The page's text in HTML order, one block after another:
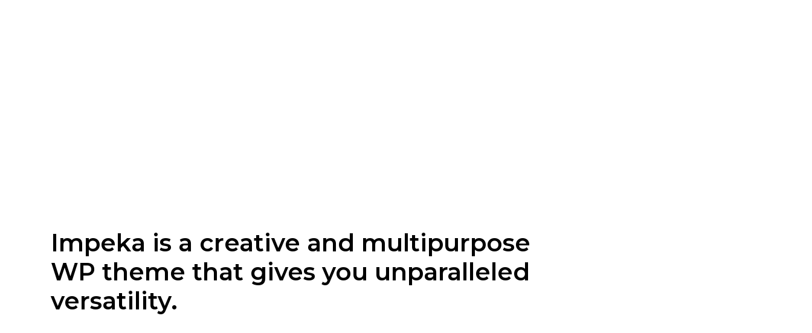
Impeka is a creative and multipurpose
WP theme that gives you unparalleled
versatility.